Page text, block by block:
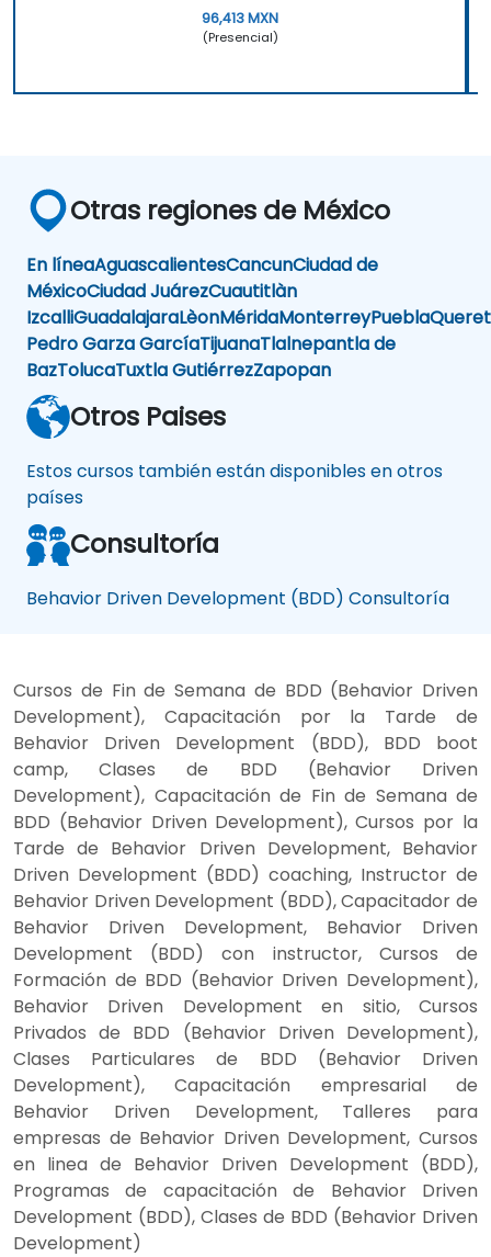
96,413 MXN
(Presencial)
Otras regiones de México
En líneaAguascalientesCancunCiudad de
MéxicoCiudad JuárezCuautitlàn
IzcalliGuadalajaraLèonMéridaMonterreyPuebla
Pedro Garza GarcíaTijuanaTlalnepantla de
BazTolucaTuxtla GutiérrezZapopan
Otros Paises
Estos cursos también están disponibles en otros
países
Consultoría
Behavior Driven Development (BDD) Consultoría
Cursos de Fin de Semana de BDD (Behavior Driven
Development), Capacitación por la Tarde de
Behavior Driven Development (BDD), BDD boot
camp, Clases de BDD (Behavior Driven
Development), Capacitación de Fin de Semana de
BDD (Behavior Driven Development), Cursos por la
Tarde de Behavior Driven Development, Behavior
Driven Development (BDD) coaching, Instructor de
Behavior Driven Development (BDD), Capacitador de
Behavior Driven Development, Behavior Driven
Development (BDD) con instructor, Cursos de
Formación de BDD (Behavior Driven Development),
Behavior Driven Development en sitio, Cursos
Privados de BDD (Behavior Driven Development),
Clases Particulares de BDD (Behavior Driven
Development), Capacitación empresarial de
Behavior Driven Development, Talleres para
empresas de Behavior Driven Development, Cursos
en linea de Behavior Driven Development (BDD),
Programas de capacitación de Behavior Driven
Development (BDD), Clases de BDD (Behavior Driven
Development)